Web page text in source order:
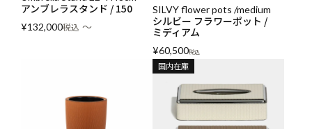
アンブレラスタンド / 150
¥132,000税込 〜
SILVY flower pots /medium
シルビー フラワーポット /
ミディアム
¥60,500税込
国内在庫